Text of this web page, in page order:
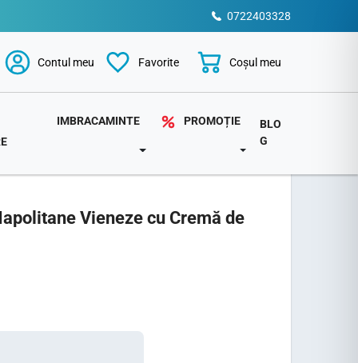
0722403328
Contul meu Favorite Coșul meu
IMBRACAMINTE
TOGGLE DROPDOWN
PROMOȚIE
TOGGLE DROPDOWN
BLO
G
Vieneze cu Cremă de